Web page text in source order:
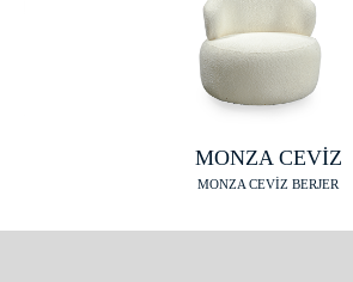
MONZA CEVİZ
MONZA CEVİZ BERJER